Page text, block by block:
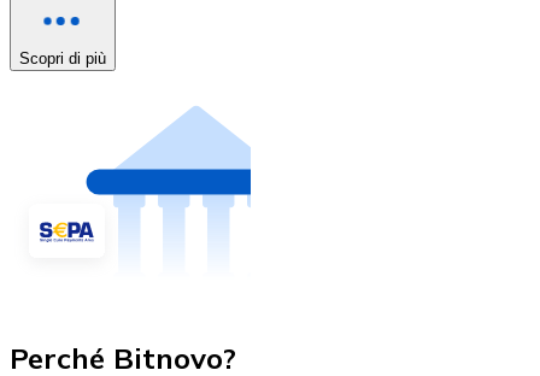
Scopri di più
Perché Bitnovo?